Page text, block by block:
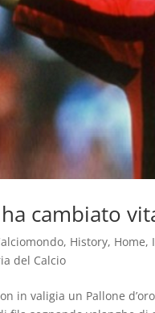
cambiato
, History, Home,
del Calcio
in valigia un Pallone